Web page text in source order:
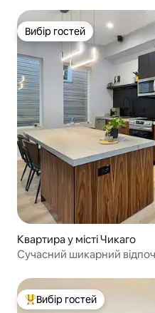
Вибір гостей
Вибір гостей
Квартира у місті Чикаго
Сучасний шикарний
Топ вибір гостей
Вибір гостей